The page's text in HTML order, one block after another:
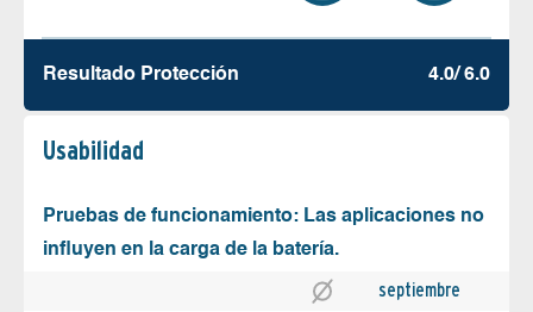
Resultado Protección 4.0/ 6.0
Usabilidad
Pruebas de funcionamiento: Las aplicaciones no
influyen en la carga de la batería.
septiembre